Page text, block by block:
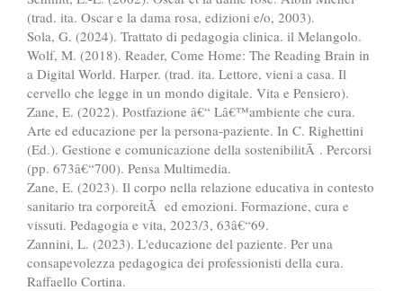
(trad. ita. Oscar e la dama rosa, edizioni e/o, 2003).
Sola, G. (2024). Trattato di pedagogia clinica. il Melangolo.
Wolf, M. (2018). Reader, Come Home: The Reading Brain in
a Digital World. Harper. (trad. ita. Lettore, vieni a casa. Il
cervello che legge in un mondo digitale. Vita e Pensiero).
Zane, E. (2022). Postfazione â€“ Lâ€™ambiente che cura.
Arte ed educazione per la persona-paziente. In C. Righettini
(Ed.). Gestione e comunicazione della sostenibilitÃ . Percorsi
(pp. 673â€“700). Pensa Multimedia.
Zane, E. (2023). Il corpo nella relazione educativa in contesto
sanitario tra corporeitÃ ed emozioni. Formazione, cura e
vissuti. Pedagogia e vita, 2023/3, 63â€“69.
Zannini, L. (2023). L'educazione del paziente. Per una
consapevolezza pedagogica dei professionisti della cura.
Raffaello Cortina.